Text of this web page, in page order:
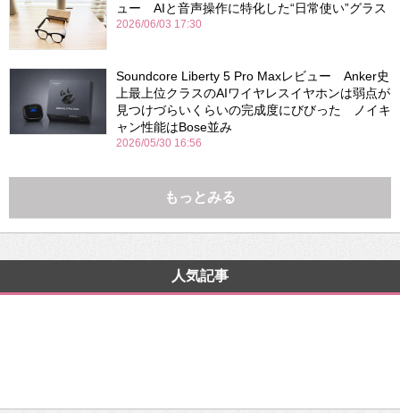
ュー AIと音声操作に特化した“日常使い”グラス
2026/06/03 17:30
Soundcore Liberty 5 Pro Maxレビュー Anker史
上最上位クラスのAIワイヤレスイヤホンは弱点が
見つけづらいくらいの完成度にびびった ノイキ
ャン性能はBose並み
2026/05/30 16:56
もっとみる
人気記事